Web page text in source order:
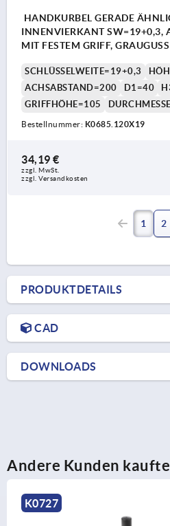
HANDKURBEL GERADE
INNENVIERKANT SW=19+0,3,
MIT FESTEM GRIFF,
SCHLÜSSELWEITE=19+0,3
ACHSABSTAND=200
D1=40
GRIFFHÖHE=105
Bestellnummer: K0685.120X19
34,19 €
zzgl. MwSt.
zzgl. Versandkosten
1 2
PRODUKTDETAILS
CAD
DOWNLOADS
Andere Kunden
K0999